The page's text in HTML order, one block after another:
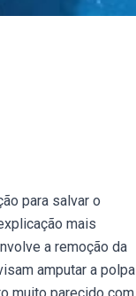
para salvar o
mais
a remoção da
amputar a polpa